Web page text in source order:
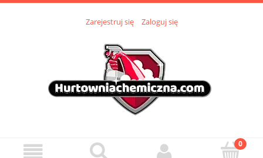
Zarejestruj się Zaloguj się